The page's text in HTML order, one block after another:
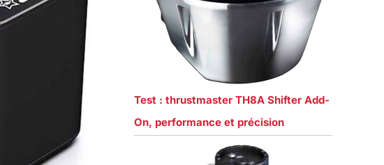
Test : thrustmaster TH8A Shifter Add-
On, performance et précision